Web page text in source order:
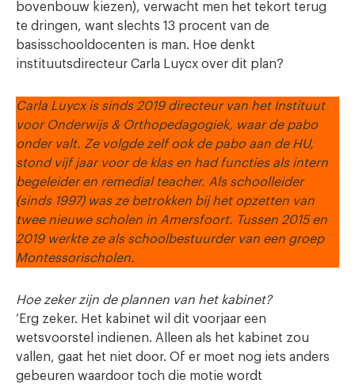
bovenbouw kiezen), verwacht men het tekort terug
te dringen, want slechts 13 procent van de
basisschooldocenten is man. Hoe denkt
instituutsdirecteur Carla Luycx over dit plan?
Carla Luycx is sinds 2019 directeur van het Instituut
voor Onderwijs & Orthopedagogiek, waar de pabo
onder valt. Ze volgde zelf ook de pabo aan de HU,
stond vijf jaar voor de klas en had functies als intern
begeleider en remedial teacher. Als schoolleider
(sinds 1997) was ze betrokken bij het opzetten van
twee nieuwe scholen in Amersfoort. Tussen 2015 en
2019 werkte ze als schoolbestuurder van een groep
Montessorischolen.
Hoe zeker zijn de plannen van het kabinet?
‘Erg zeker. Het kabinet wil dit voorjaar een
wetsvoorstel indienen. Alleen als het kabinet zou
vallen, gaat het niet door. Of er moet nog iets anders
gebeuren waardoor toch die motie wordt